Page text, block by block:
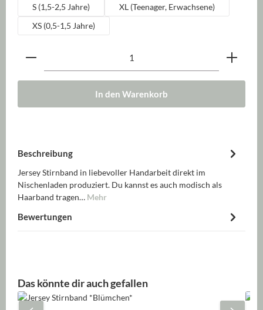
S (1,5-2,5 Jahre)
XL (Teenager, Erwachsene)
XS (0,5-1,5 Jahre)
Produkt Anzahl: Gib den gewünschten Wert ein
In den Warenkorb
Beschreibung
Jersey Stirnband in liebevoller Handarbeit direkt im
Nischenladen produziert. Du kannst es auch modisch als
Haarband tragen… Mehr
Bewertungen
Produktgalerie überspringen
Das könnte dir auch gefallen